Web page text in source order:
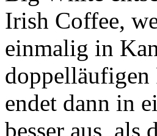
Irish Coffee,
einmalig in
doppelläufigen
endet dann in
besser aus, als